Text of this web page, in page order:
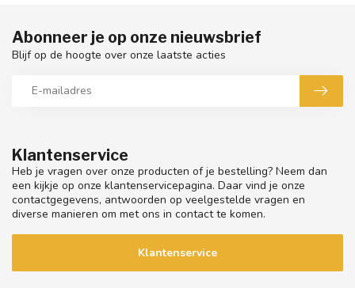
Klantenservice
Heb je vragen over onze producten of je bestelling? Neem dan
een kijkje op onze klantenservicepagina. Daar vind je onze
contactgegevens, antwoorden op veelgestelde vragen en
diverse manieren om met ons in contact te komen.
Klantenservice
Abonneer je op onze nieuwsbrief
Blijf op de hoogte over onze laatste acties